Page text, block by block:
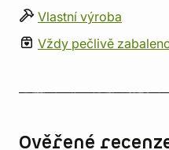
Vlastní výroba
Vždy pečlivě
Ověřené